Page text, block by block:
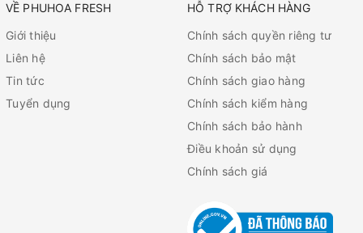
VỀ PHUHOA FRESH
Giới thiệu
Liên hệ
Tin tức
Tuyển dụng
HỖ TRỢ KHÁCH HÀNG
Chính sách quyền riêng tư
Chính sách bảo mật
Chính sách giao hàng
Chính sách kiểm hàng
Chính sách bảo hành
Điều khoản sử dụng
Chính sách giá